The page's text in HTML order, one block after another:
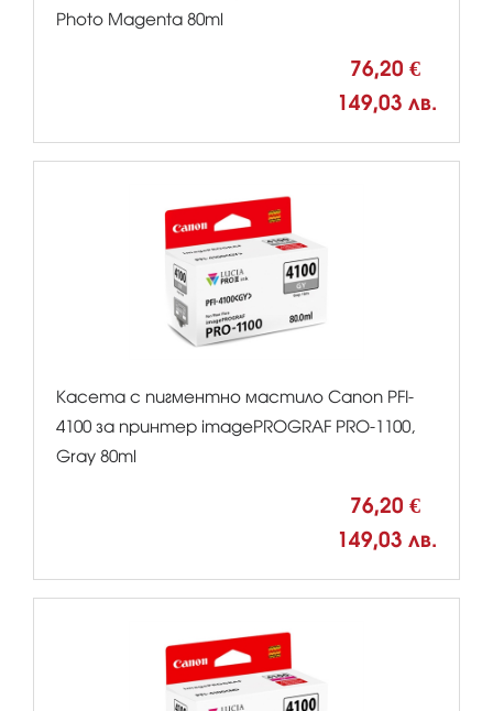
Photo Magenta 80ml
76,20 €
149,03 лв.
Касета с пигментно мастило Canon PFI-
4100 за принтер imagePROGRAF PRO-1100,
Gray 80ml
76,20 €
149,03 лв.